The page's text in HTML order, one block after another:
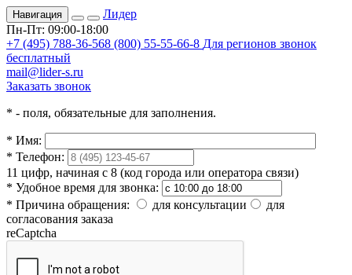
Навигация
Лидер
Пн-Пт: 09:00-18:00
+7 (495) 788-36-568 (800) 55-55-66-8 Для регионов звонок
бесплатный
mail@lider-s.ru
Заказать звонок
* - поля, обязательные для заполнения.
* Имя:
* Телефон:
11 цифр, начиная с 8 (код города или оператора связи)
* Удобное время для звонка:
* Причина обращения: для консультации
для
согласования заказа
reCaptcha